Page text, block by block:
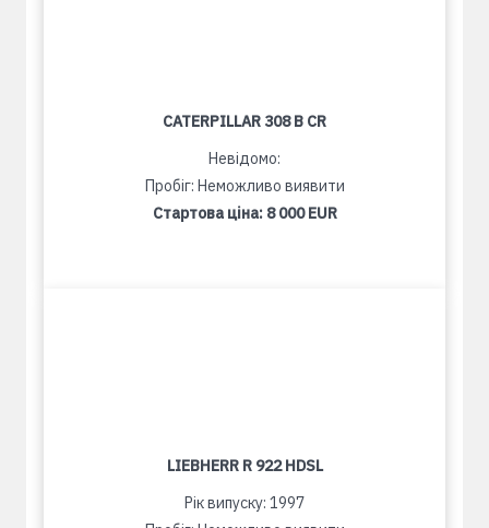
CATERPILLAR 308 B CR
Невідомо:
Пробіг: Неможливо виявити
Стартова ціна: 8 000 EUR
LIEBHERR R 922 HDSL
Рік випуску: 1997